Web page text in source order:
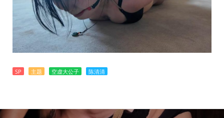
SP 主题 空虚大公子 陈清清